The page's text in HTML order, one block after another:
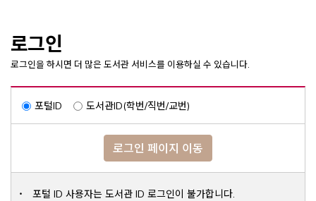
로그인
로그인을 하시면 더 많은 도서관 서비스를 이용하실 수 있습니다.
포털ID 도서관ID(학번/직번/교번)
로그인 페이지 이동
포털 ID 사용자는 도서관 ID 로그인이 불가합니다.